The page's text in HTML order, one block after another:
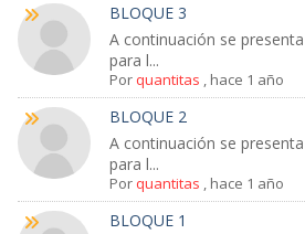
BLOQUE 3
A continuación se
para l...
Porquantitas hace 1 año
BLOQUE 2
A continuación se
para l...
Porquantitas hace 1 año
BLOQUE 1